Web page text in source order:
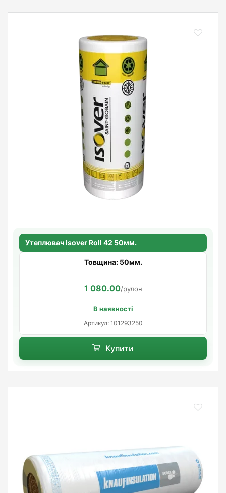
Утеплювач Isover Roll 42 50мм.
Товщина: 50мм.
1 080.00/рулон
В наявності
Артикул: 101293250
Купити